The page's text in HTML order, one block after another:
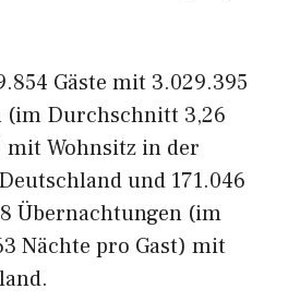
Gäste mit 3.029.395
(im Durchschnitt 3,26
mit Wohnsitz in der
und 171.046
Übernachtungen (im
Nächte pro Gast) mit